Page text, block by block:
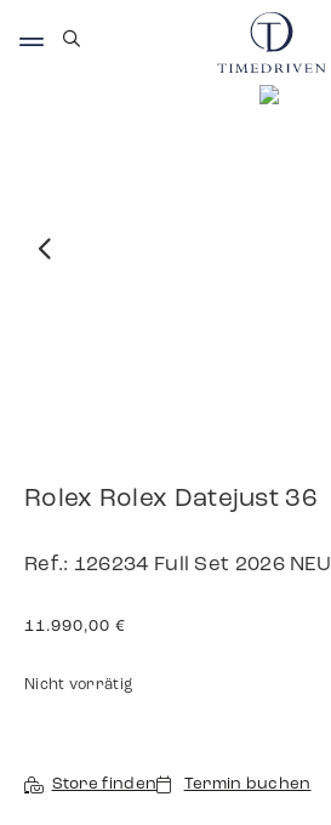
Rolex Rolex Datejust 36
Ref.: 126234 Full Set 2026 NEU
11.990,00 €
Nicht vorrätig
Store finden Termin buchen